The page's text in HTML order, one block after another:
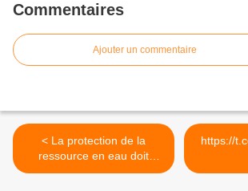
Commentaires
Ajouter un commentaire
< La protection de la
ressource en eau doit
rester...